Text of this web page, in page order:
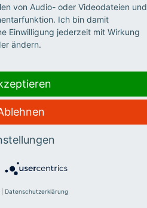
zum Durchbruch
Ziel der Stifterverbands-
100“. Dabei werden
von Audio- oder Videodateien und
Ich bin damit
Einwilligung jederzeit mit Wirkung
ändern.
Datenschutzerklärung